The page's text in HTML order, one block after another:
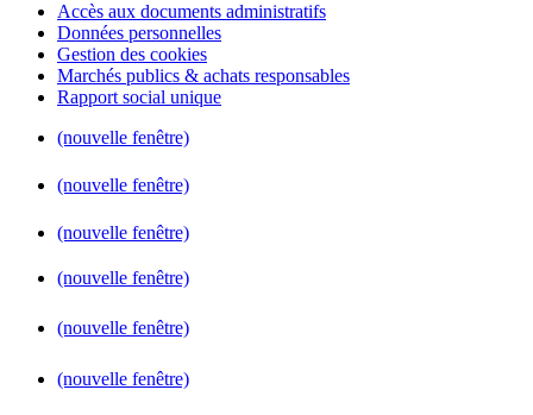
Accès aux documents administratifs
Données personnelles
Gestion des cookies
Marchés publics & achats responsables
Rapport social unique
(nouvelle fenêtre)
(nouvelle fenêtre)
(nouvelle fenêtre)
(nouvelle fenêtre)
(nouvelle fenêtre)
(nouvelle fenêtre)